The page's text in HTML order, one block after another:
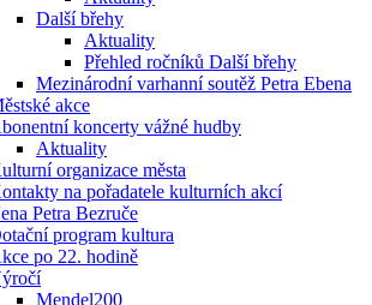
Další břehy
Aktuality
Přehled ročníků Další břehy
Mezinárodní varhanní soutěž Petra Ebena
akce
koncerty vážné hudby
Aktuality
organizace města
na pořadatele kulturních akcí
Petra Bezruče
program kultura
po 22. hodině
Mendel200